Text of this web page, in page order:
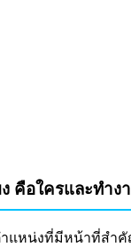
คือใครและทำง
ำแหน่งที่มีหน้าที่สำคั